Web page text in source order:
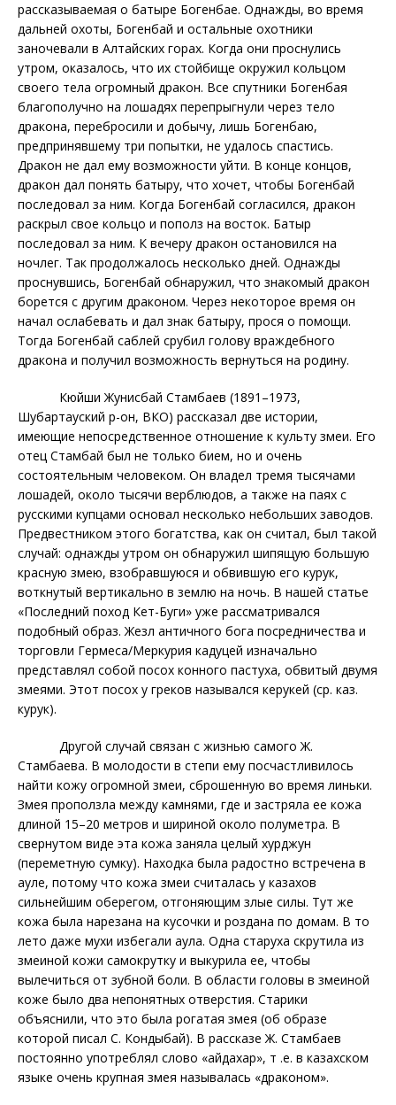
рассказываемая о батыре Богенбае. Однажды, во время
дальней охоты, Богенбай и остальные охотники
заночевали в Алтайских горах. Когда они проснулись
утром, оказалось, что их стойбище окружил кольцом
своего тела огромный дракон. Все спутники Богенбая
благополучно на лошадях перепрыгнули через тело
дракона, перебросили и добычу, лишь Богенбаю,
предпринявшему три попытки, не удалось спастись.
Дракон не дал ему возможности уйти. В конце концов,
дракон дал понять батыру, что хочет, чтобы Богенбай
последовал за ним. Когда Богенбай согласился, дракон
раскрыл свое кольцо и пополз на восток. Батыр
последовал за ним. К вечеру дракон остановился на
ночлег. Так продолжалось несколько дней. Однажды
проснувшись, Богенбай обнаружил, что знакомый дракон
борется с другим драконом. Через некоторое время он
начал ослабевать и дал знак батыру, прося о помощи.
Тогда Богенбай саблей срубил голову враждебного
дракона и получил возможность вернуться на родину.
Кюйши Жунисбай Стамбаев (1891–1973,
Шубартауский р-он, ВКО) рассказал две истории,
имеющие непосредственное отношение к культу змеи. Его
отец Стамбай был не только бием, но и очень
состоятельным человеком. Он владел тремя тысячами
лошадей, около тысячи верблюдов, а также на паях с
русскими купцами основал несколько небольших заводов.
Предвестником этого богатства, как он считал, был такой
случай: однажды утром он обнаружил шипящую большую
красную змею, взобравшуюся и обвившую его курук,
воткнутый вертикально в землю на ночь. В нашей статье
«Последний поход Кет-Буги» уже рассматривался
подобный образ. Жезл античного бога посредничества и
торговли Гермеса/Меркурия кадуцей изначально
представлял собой посох конного пастуха, обвитый двумя
змеями. Этот посох у греков назывался керукей (ср. каз.
курук).
Другой случай связан с жизнью самого Ж.
Стамбаева. В молодости в степи ему посчастливилось
найти кожу огромной змеи, сброшенную во время линьки.
Змея проползла между камнями, где и застряла ее кожа
длиной 15–20 метров и шириной около полуметра. В
свернутом виде эта кожа заняла целый хурджун
(переметную сумку). Находка была радостно встречена в
ауле, потому что кожа змеи считалась у казахов
сильнейшим оберегом, отгоняющим злые силы. Тут же
кожа была нарезана на кусочки и роздана по домам. В то
лето даже мухи избегали аула. Одна старуха скрутила из
змеиной кожи самокрутку и выкурила ее, чтобы
вылечиться от зубной боли. В области головы в змеиной
коже было два непонятных отверстия. Старики
объяснили, что это была рогатая змея (об образе
которой писал С. Кондыбай). В рассказе Ж. Стамбаев
постоянно употреблял слово «айдахар», т .е. в казахском
языке очень крупная змея называлась «драконом».